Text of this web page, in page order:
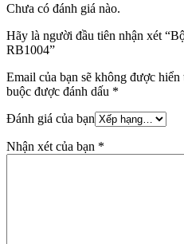
Chưa có đánh giá nào.
Hãy là người đầu tiên nhận xét
RB1004”
Email của bạn sẽ không được
buộc được đánh dấu *
Đánh giá của bạn
Nhận xét của bạn *